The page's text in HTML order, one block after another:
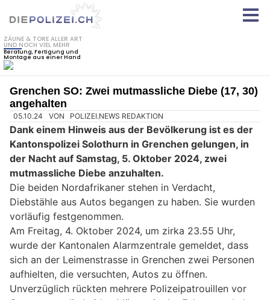
Grenchen SO: Zwei mutmassliche Diebe (17, 30)
angehalten
05.10.24 VON POLIZEI.NEWS REDAKTION
Dank einem Hinweis aus der Bevölkerung ist es der
Kantonspolizei Solothurn in Grenchen gelungen, in
der Nacht auf Samstag, 5. Oktober 2024, zwei
mutmassliche Diebe anzuhalten.
Die beiden Nordafrikaner stehen in Verdacht,
Diebstähle aus Autos begangen zu haben. Sie wurden
vorläufig festgenommen.
Am Freitag, 4. Oktober 2024, um zirka 23.55 Uhr,
wurde der Kantonalen Alarmzentrale gemeldet, dass
sich an der Leimenstrasse in Grenchen zwei Personen
aufhielten, die versuchten, Autos zu öffnen.
Unverzüglich rückten mehrere Polizeipatrouillen vor